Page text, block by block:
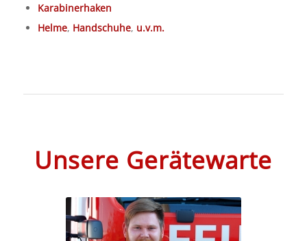
Karabinerhaken
Helme, Handschuhe, u.v.m.
Unsere Gerätewarte